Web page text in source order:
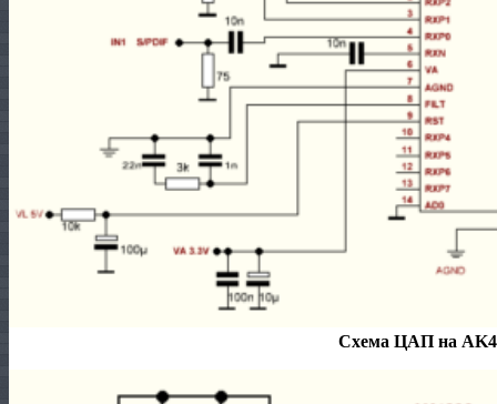
Схема ЦАП на